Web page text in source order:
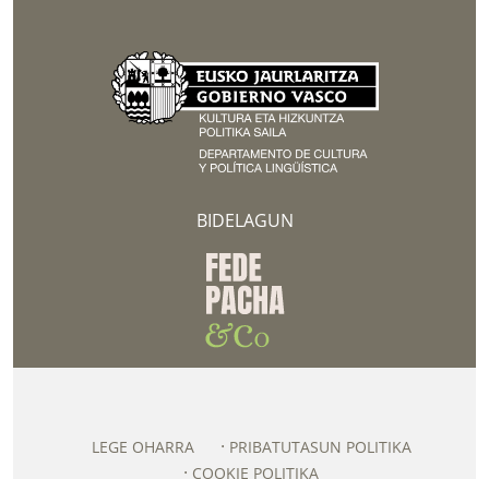
BIDELAGUN
LEGE OHARRA
PRIBATUTASUN POLITIKA
COOKIE POLITIKA